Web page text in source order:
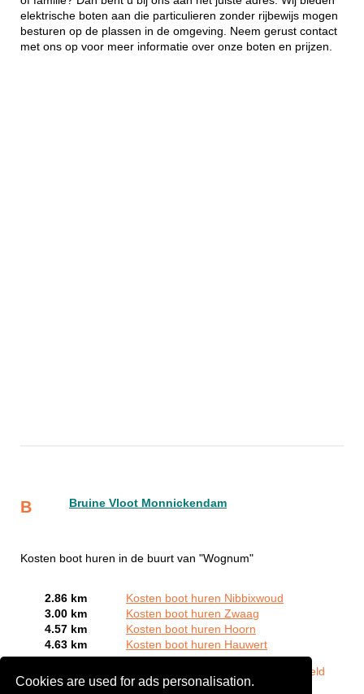
Cookies are used for ads personalisation.
elektrische boten aan die particulieren zonder rijbewijs mogen
besturen op de plassen in de omgeving. Neem gerust contact
met ons op voor meer informatie over onze boten en prijzen.
B Bruine Vloot Monnickendam
Kosten boot huren in de buurt van "Wognum"
2.86 km
Kosten boot huren Nibbixwoud
3.00 km
Kosten boot huren Zwaag
4.57 km
Kosten boot huren Hoorn
4.63 km
Kosten boot huren Hauwert
Meld
een bedrijf gratis aan